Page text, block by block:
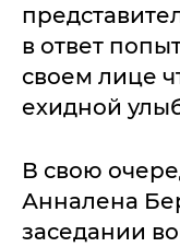
в ответ
своем лице
ехидной
В свою
Анналена
заседании